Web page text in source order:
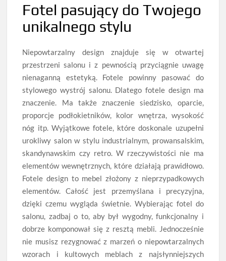
Fotel pasujący do Twojego
unikalnego stylu
Niepowtarzalny design znajduje się w otwartej
przestrzeni salonu i z pewnością przyciągnie uwagę
nienaganną estetyką. Fotele powinny pasować do
stylowego wystrój salonu. Dlatego fotele design ma
znaczenie. Ma także znaczenie siedzisko, oparcie,
proporcje podłokietników, kolor wnętrza, wysokość
nóg itp. Wyjątkowe fotele, które doskonale uzupełni
urokliwy salon w stylu industrialnym, prowansalskim,
skandynawskim czy retro. W rzeczywistości nie ma
elementów wewnętrznych, które działają prawidłowo.
Fotele design to mebel złożony z nieprzypadkowych
elementów. Całość jest przemyślana i precyzyjna,
dzięki czemu wygląda świetnie. Wybierając fotel do
salonu, zadbaj o to, aby był wygodny, funkcjonalny i
dobrze komponował się z resztą mebli. Jednocześnie
nie musisz rezygnować z marzeń o niepowtarzalnych
wzorach i kultowych meblach z najsłynniejszych